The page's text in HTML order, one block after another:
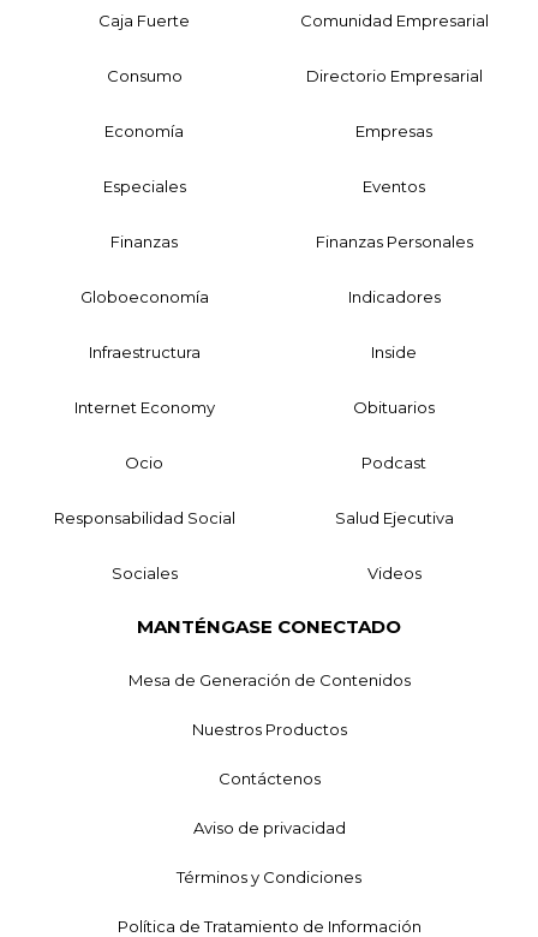
Caja Fuerte Comunidad Empresarial
Consumo Directorio Empresarial
Economía Empresas
Especiales Eventos
Finanzas Finanzas Personales
Globoeconomía Indicadores
Infraestructura Inside
Internet Economy Obituarios
Ocio Podcast
Responsabilidad Social Salud Ejecutiva
Sociales Videos
MANTÉNGASE CONECTADO
Mesa de Generación de Contenidos
Nuestros Productos
Contáctenos
Aviso de privacidad
Términos y Condiciones
Política de Tratamiento de Información